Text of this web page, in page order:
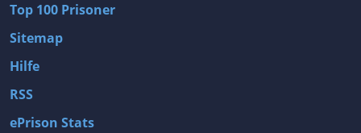
Top 100 Prisoner
Sitemap
Hilfe
RSS
ePrison Stats